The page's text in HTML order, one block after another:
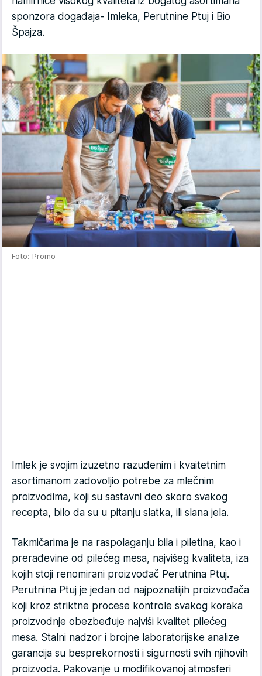
sponzora događaja- Imleka, Perutnine Ptuj i Bio
Špajza.
Foto: Promo
Imlek je svojim izuzetno razuđenim i kvaitetnim
asortimanom zadovoljio potrebe za mlečnim
proizvodima, koji su sastavni deo skoro svakog
recepta, bilo da su u pitanju slatka, ili slana jela.
Takmičarima je na raspolaganju bila i piletina, kao i
prerađevine od pilećeg mesa, najvišeg kvaliteta, iza
kojih stoji renomirani proizvođač Perutnina Ptuj.
Perutnina Ptuj je jedan od najpoznatijih proizvođača
koji kroz striktne procese kontrole svakog koraka
proizvodnje obezbeđuje najviši kvalitet pilećeg
mesa. Stalni nadzor i brojne laboratorijske analize
garancija su besprekornosti i sigurnosti svih njihovih
proizvoda. Pakovanje u modifikovanoj atmosferi